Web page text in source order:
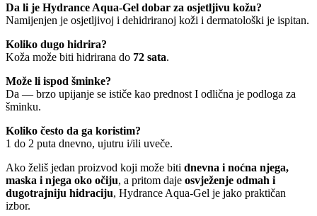
Da li je Hydrance Aqua-Gel dobar za osjetljivu kožu?
Namijenjen je osjetljivoj i dehidriranoj koži i dermatološki je ispitan.
Koliko dugo hidrira?
Koža može biti hidrirana do 72 sata.
Može li ispod šminke?
Da — brzo upijanje se ističe kao prednost I odlična je podloga za
šminku.
Koliko često da ga koristim?
1 do 2 puta dnevno, ujutru i/ili uveče.
Ako želiš jedan proizvod koji može biti dnevna i noćna njega,
maska i njega oko očiju, a pritom daje osvježenje odmah i
dugotrajniju hidraciju, Hydrance Aqua-Gel je jako praktičan
izbor.